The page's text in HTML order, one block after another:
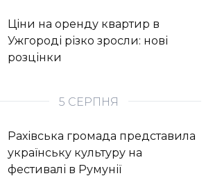
Ціни на оренду квартир в
Ужгороді різко зросли: нові
розцінки
5 СЕРПНЯ
Рахівська громада представила
українську культуру на
фестивалі в Румунії